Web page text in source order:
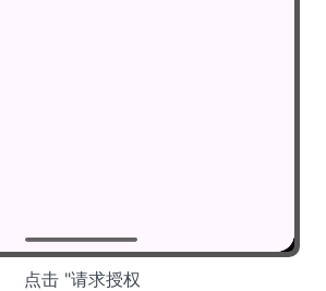
点击 "请求授权